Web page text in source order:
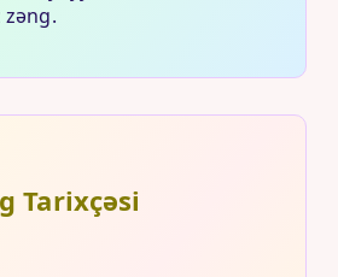
Tarixçəsi